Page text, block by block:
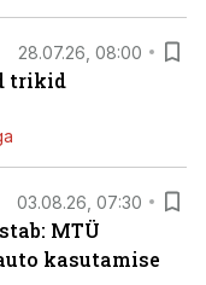
28.07.26, 08:00
trikid
03.08.26, 07:30
MTÜ
kasutamise